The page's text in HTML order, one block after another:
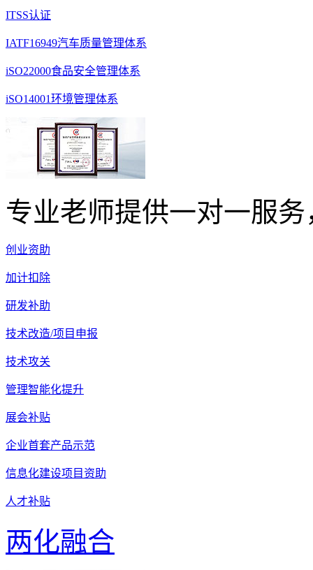
ITSS认证
IATF16949汽车质量管理体系
iSO22000食品安全管理体系
iSO14001环境管理体系
专业老师提供一对一服
创业资助
加计扣除
研发补助
技术改造/项目申报
技术攻关
管理智能化提升
展会补贴
企业首套产品示范
信息化建设项目资助
人才补贴
两化融合